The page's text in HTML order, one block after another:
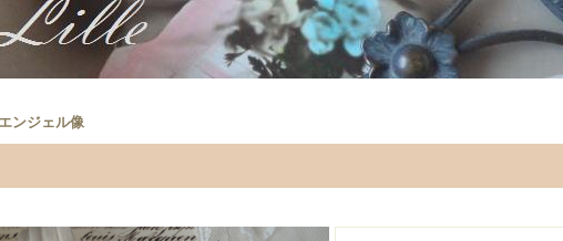
ンジェル像